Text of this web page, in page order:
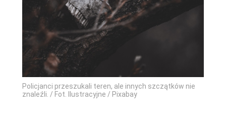
Policjanci przeszukali teren, ale innych szczątków nie
znaleźli. / Fot. Ilustracyjne / Pixabay